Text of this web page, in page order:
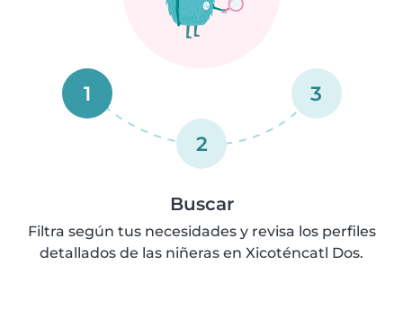
1
2
3
Buscar
Filtra según tus necesidades y revisa los perfiles
detallados de las niñeras en Xicoténcatl Dos.